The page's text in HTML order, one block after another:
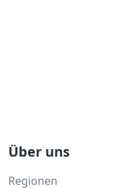
Über uns
Regionen